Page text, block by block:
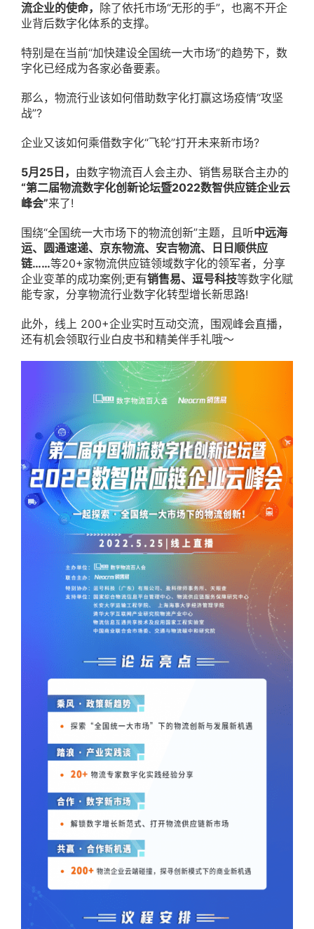
流企业的使命， 除了依托市场“无形的手”，也离不开企
业背后数字化体系的支撑。
特别是在当前“加快建设全国统一大市场”的趋势下，数
字化已经成为各家必备要素。
那么，物流行业该如何借助数字化打赢这场疫情“攻坚
战”?
企业又该如何乘借数字化“飞轮”打开未来新市场?
5月25日， 由数字物流百人会主办、销售易联合主办的
“第二届物流数字化创新论坛暨2022数智供应链企业云
峰会”来了!
围绕“全国统一大市场下的物流创新”主题，且听中远海
运、圆通速递、京东物流、安吉物流、日日顺供应
链……等20+家物流供应链领域数字化的领军者，分享
企业变革的成功案例;更有销售易、逗号科技等数字化赋
能专家，分享物流行业数字化转型增长新思路!
此外，线上 200+企业实时互动交流，围观峰会直播，
还有机会领取行业白皮书和精美伴手礼哦～